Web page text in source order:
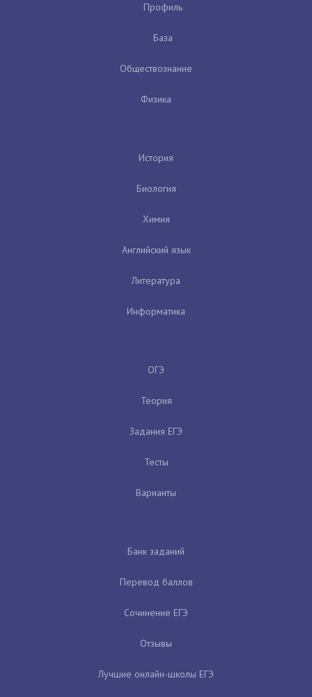
Профиль
База
Обществознание
Физика
История
Биология
Химия
Английский язык
Литература
Информатика
ОГЭ
Теория
Задания ЕГЭ
Тесты
Варианты
Банк заданий
Перевод баллов
Сочинение ЕГЭ
Отзывы
Лучшие онлайн-школы ЕГЭ